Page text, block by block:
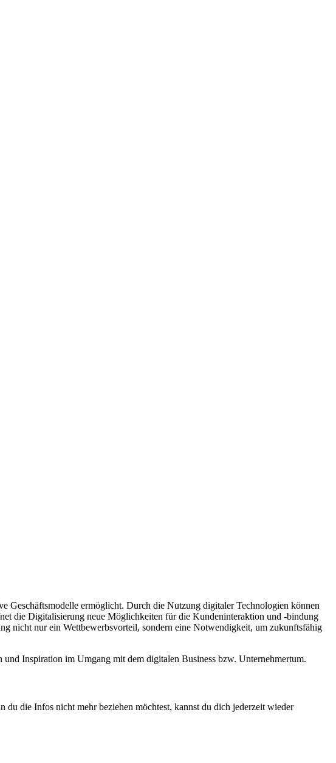
Geschäftsmodelle ermöglicht. Durch die Nutzung digitaler Technologien können
die Digitalisierung neue Möglichkeiten für die Kundeninteraktion und -bindung
nicht nur ein Wettbewerbsvorteil, sondern eine Notwendigkeit, um zukunftsfähig
Inspiration im Umgang mit dem digitalen Business bzw. Unternehmertum.
du die Infos nicht mehr beziehen möchtest, kannst du dich jederzeit wieder